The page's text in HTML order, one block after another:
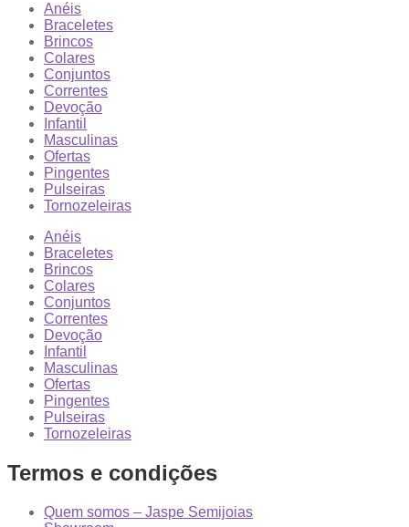
Anéis
Braceletes
Brincos
Colares
Conjuntos
Correntes
Devoção
Infantil
Masculinas
Ofertas
Pingentes
Pulseiras
Tornozeleiras
Anéis
Braceletes
Brincos
Colares
Conjuntos
Correntes
Devoção
Infantil
Masculinas
Ofertas
Pingentes
Pulseiras
Tornozeleiras
Termos e condições
Quem somos – Jaspe Semijoias